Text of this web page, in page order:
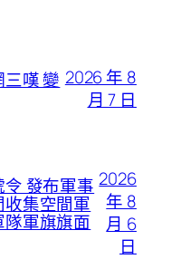
嘆 變 2026 年 8
月 7 日
發布軍事
集空間軍
軍旗旗面
2026
年 8
月 6
日